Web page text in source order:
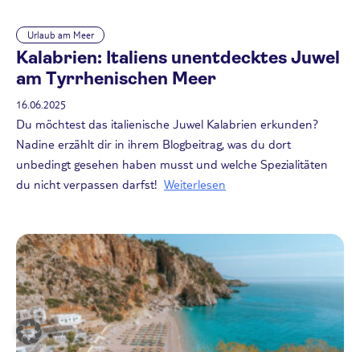
Urlaub am Meer
Kalabrien: Italiens unentdecktes Juwel
am Tyrrhenischen Meer
16.06.2025
Du möchtest das italienische Juwel Kalabrien erkunden?
Nadine erzählt dir in ihrem Blogbeitrag, was du dort
unbedingt gesehen haben musst und welche Spezialitäten
du nicht verpassen darfst! Weiterlesen